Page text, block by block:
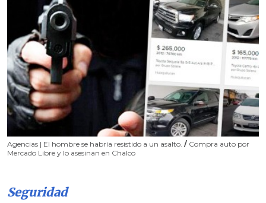
Agencias | El hombre se habría resistido a un asalto. / Compra auto por
Mercado Libre y lo asesinan en Chalco
Seguridad